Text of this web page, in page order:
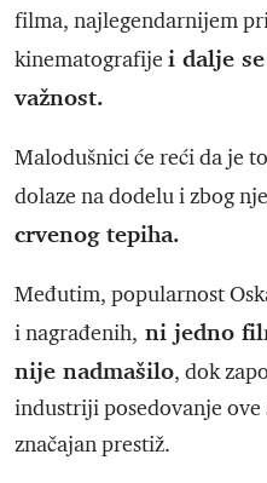
filma, najlegendarnijem
kinematografije i dalje
važnost.
Malodušnici će reći da je
dolaze na dodelu i zbog
crvenog tepiha.
Međutim, popularnost
i nagrađenih, ni jedno
nije nadmašilo, dok
industriji posedovanje
značajan prestiž.